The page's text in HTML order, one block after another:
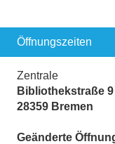
Öffnungszeiten
Zentrale
Bibliothekstraße 9
28359 Bremen
Geänderte